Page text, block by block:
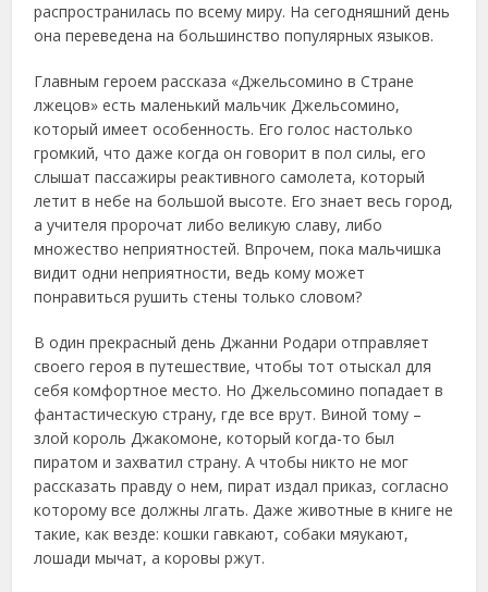
распространилась по всему миру. На сегодняшний день
она переведена на большинство популярных языков.
Главным героем рассказа «Джельсомино в Стране
лжецов» есть маленький мальчик Джельсомино,
который имеет особенность. Его голос настолько
громкий, что даже когда он говорит в пол силы, его
слышат пассажиры реактивного самолета, который
летит в небе на большой высоте. Его знает весь город,
а учителя пророчат либо великую славу, либо
множество неприятностей. Впрочем, пока мальчишка
видит одни неприятности, ведь кому может
понравиться рушить стены только словом?
В один прекрасный день Джанни Родари отправляет
своего героя в путешествие, чтобы тот отыскал для
себя комфортное место. Но Джельсомино попадает в
фантастическую страну, где все врут. Виной тому –
злой король Джакомоне, который когда-то был
пиратом и захватил страну. А чтобы никто не мог
рассказать правду о нем, пират издал приказ, согласно
которому все должны лгать. Даже животные в книге не
такие, как везде: кошки гавкают, собаки мяукают,
лошади мычат, а коровы ржут.